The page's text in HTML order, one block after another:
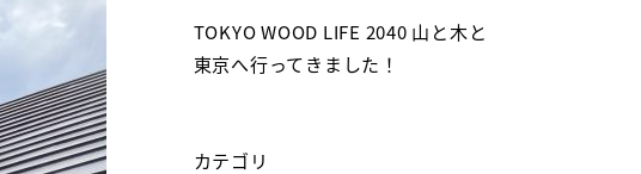
TOKYO WOOD LIFE 2040 山と木と
東京へ行ってきました！
カテゴリ